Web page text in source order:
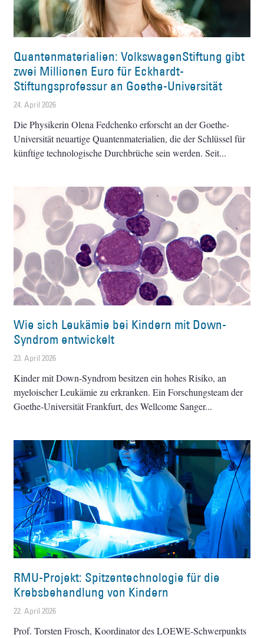
Quantenmaterialien: VolkswagenStiftung gibt
zwei Millionen Euro für Eckhardt-
Stiftungsprofessur an Goethe-Universität
24. April 2026
Die Physikerin Olena Fedchenko erforscht an der Goethe-
Universität neuartige Quantenmaterialien, die der Schlüssel für
künftige technologische Durchbrüche sein werden. Seit
Wie sich Leukämie bei Kindern mit Down-
Syndrom entwickelt
23. April 2026
Kinder mit Down-Syndrom besitzen ein hohes Risiko, an
myeloischer Leukämie zu erkranken. Ein Forschungsteam der
Goethe-Universität Frankfurt, des Wellcome Sanger
RMU-Projekt: Spitzentechnologie für die
Krebsbehandlung von Kindern
22. April 2026
Prof. Torsten Frosch, Koordinator des LOEWE-Schwerpunkts